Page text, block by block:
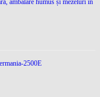
2500E